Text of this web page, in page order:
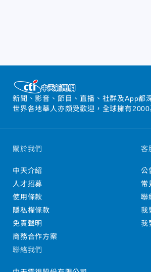
新聞、影音、節目、直播、社群及App都
世界各地華人亦頗受歡迎，全球擁有2000
關於我們
中天介紹
人才招募
使用條款
隱私權條款
免責聲明
商務合作方案
客
公
常
聯
我
我
聯絡我們